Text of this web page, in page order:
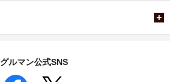
グルマン公式SNS